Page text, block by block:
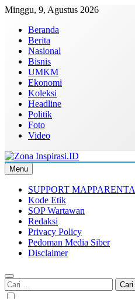
Skip
content
Minggu, 9, Agustus 2026
Beranda
Berita
Nasional
Bisnis
UMKM
Ekonomi
Koleksi
Headline
Politik
Foto
Video
Zona Inspirasi.ID
Bersama Membangun Semangat
Menu
SUPPORT
Kode Etik
SOP Wartawan
Redaksi
Privacy Policy
Pedoman Media Siber
Disclaimer
Cari
untuk: